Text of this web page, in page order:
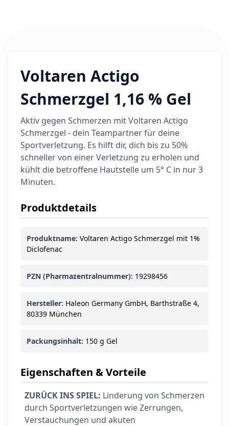
Voltaren Actigo
Schmerzgel 1,16 % Gel
Aktiv gegen Schmerzen mit Voltaren Actigo
Schmerzgel - dein Teampartner für deine
Sportverletzung. Es hilft dir, dich bis zu 50%
schneller von einer Verletzung zu erholen und
kühlt die betroffene Hautstelle um 5° C in nur 3
Minuten.
Produktdetails
Produktname: Voltaren Actigo Schmerzgel mit 1%
Diclofenac
PZN (Pharmazentralnummer): 19298456
Hersteller: Haleon Germany GmbH, Barthstraße 4,
80339 München
Packungsinhalt: 150 g Gel
Eigenschaften & Vorteile
ZURÜCK INS SPIEL: Linderung von Schmerzen
durch Sportverletzungen wie Zerrungen,
Verstauchungen und akuten